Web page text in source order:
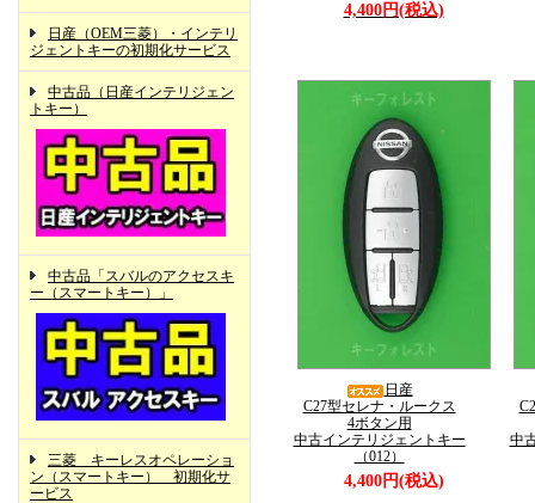
日産（OEM三菱）・インテリ
ジェントキーの初期化サービス
中古品（日産インテリジェン
トキー）
中古品「スバルのアクセスキ
ー（スマートキー）」
三菱 キーレスオペレーショ
ン（スマートキー） 初期化サ
ービス
4,400円(税込)
日産
C27型セレナ・ルークス
4ボタン用
中古インテリジェントキー
（012）
4,400円(税込)
中